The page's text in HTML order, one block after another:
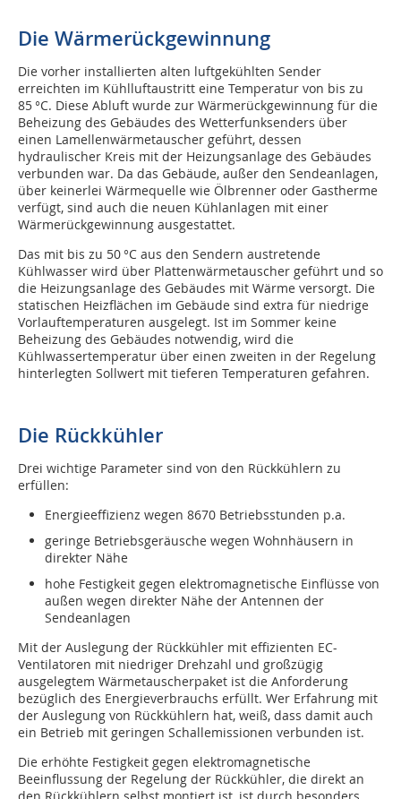
Die Wärmerückgewinnung
Die vorher installierten alten luftgekühlten Sender
erreichten im Kühlluftaustritt eine Temperatur von bis zu
85 °C. Diese Abluft wurde zur Wärmerückgewinnung für die
Beheizung des Gebäudes des Wetterfunksenders über
einen Lamellenwärmetauscher geführt, dessen
hydraulischer Kreis mit der Heizungsanlage des Gebäudes
verbunden war. Da das Gebäude, außer den Sendeanlagen,
über keinerlei Wärmequelle wie Ölbrenner oder Gastherme
verfügt, sind auch die neuen Kühlanlagen mit einer
Wärmerückgewinnung ausgestattet.
Das mit bis zu 50 °C aus den Sendern austretende
Kühlwasser wird über Plattenwärmetauscher geführt und so
die Heizungsanlage des Gebäudes mit Wärme versorgt. Die
statischen Heizflächen im Gebäude sind extra für niedrige
Vorlauftemperaturen ausgelegt. Ist im Sommer keine
Beheizung des Gebäudes notwendig, wird die
Kühlwassertemperatur über einen zweiten in der Regelung
hinterlegten Sollwert mit tieferen Temperaturen gefahren.
Die Rückkühler
Drei wichtige Parameter sind von den Rückkühlern zu
erfüllen:
Energieeffizienz wegen 8670 Betriebsstunden p.a.
geringe Betriebsgeräusche wegen Wohnhäusern in
direkter Nähe
hohe Festigkeit gegen elektromagnetische Einflüsse von
außen wegen direkter Nähe der Antennen der
Sendeanlagen
Mit der Auslegung der Rückkühler mit effizienten EC-
Ventilatoren mit niedriger Drehzahl und großzügig
ausgelegtem Wärmetauscherpaket ist die Anforderung
bezüglich des Energieverbrauchs erfüllt. Wer Erfahrung mit
der Auslegung von Rückkühlern hat, weiß, dass damit auch
ein Betrieb mit geringen Schallemissionen verbunden ist.
Die erhöhte Festigkeit gegen elektromagnetische
Beeinflussung der Regelung der Rückkühler, die direkt an